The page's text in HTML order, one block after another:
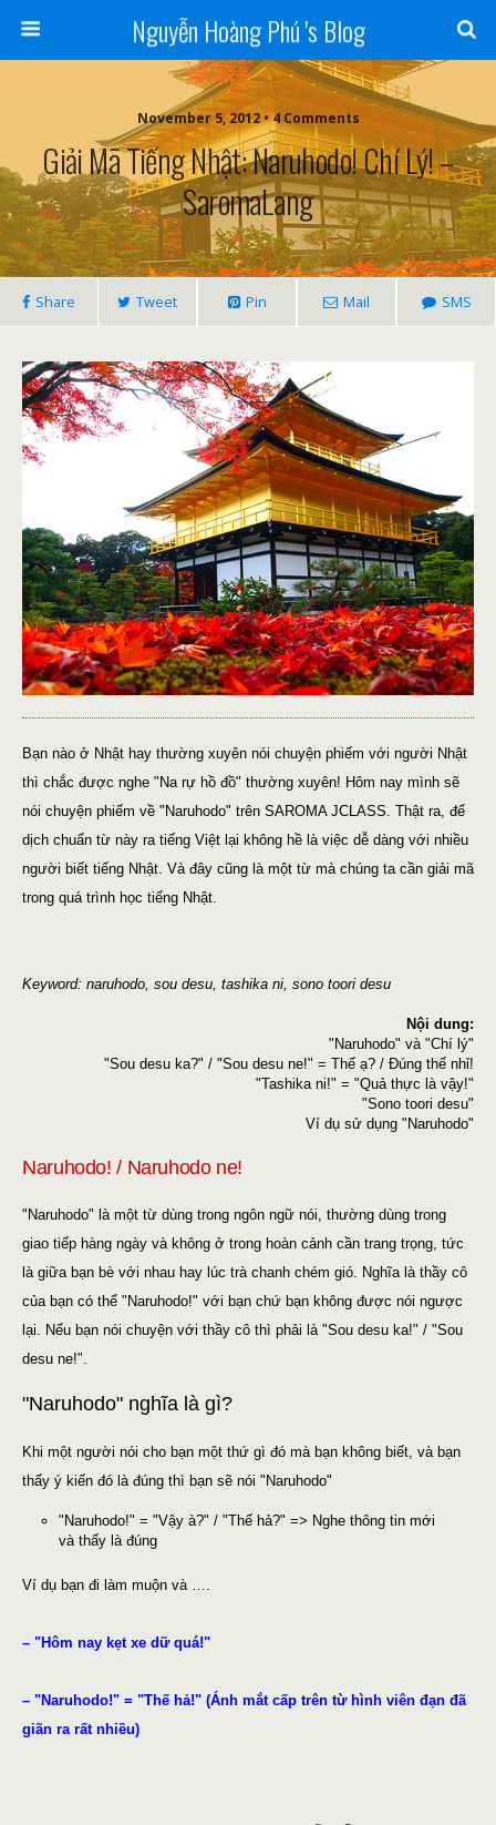
Nguyễn Hoàng Phú 's Blog
November 5, 2012 • 4 Comments
Giải Mã Tiếng Nhật: Naruhodo! Chí Lý! –
SaromaLang
Share Tweet Pin Mail SMS
Bạn nào ở Nhật hay thường xuyên nói chuyện phiếm với người Nhật
thì chắc được nghe "Na rự hồ đồ" thường xuyên! Hôm nay mình sẽ
nói chuyện phiếm về "Naruhodo" trên SAROMA JCLASS. Thật ra, để
dịch chuẩn từ này ra tiếng Việt lại không hề là việc dễ dàng với nhiều
người biết tiếng Nhật. Và đây cũng là một từ mà chúng ta cần giải mã
trong quá trình học tiếng Nhật.
Keyword: naruhodo, sou desu, tashika ni, sono toori desu
Nội dung:
"Naruhodo" và "Chí lý"
"Sou desu ka?" / "Sou desu ne!" = Thế ạ? / Đúng thế nhỉ!
"Tashika ni!" = "Quả thực là vậy!"
"Sono toori desu"
Ví dụ sử dụng "Naruhodo"
Naruhodo! / Naruhodo ne!
"Naruhodo" là một từ dùng trong ngôn ngữ nói, thường dùng trong
giao tiếp hàng ngày và không ở trong hoàn cảnh cần trang trọng, tức
là giữa bạn bè với nhau hay lúc trà chanh chém gió. Nghĩa là thầy cô
của bạn có thể "Naruhodo!" với bạn chứ bạn không được nói ngược
lại. Nếu bạn nói chuyện với thầy cô thì phải là "Sou desu ka!" / "Sou
desu ne!".
"Naruhodo" nghĩa là gì?
Khi một người nói cho bạn một thứ gì đó mà bạn không biết, và bạn
thấy ý kiến đó là đúng thì bạn sẽ nói "Naruhodo"
"Naruhodo!" = "Vậy à?" / "Thế hả?" => Nghe thông tin mới
và thấy là đúng
Ví dụ bạn đi làm muộn và ….
– "Hôm nay kẹt xe dữ quá!"
– "Naruhodo!" = "Thế hả!" (Ánh mắt cấp trên từ hình viên đạn đã
giãn ra rất nhiều)